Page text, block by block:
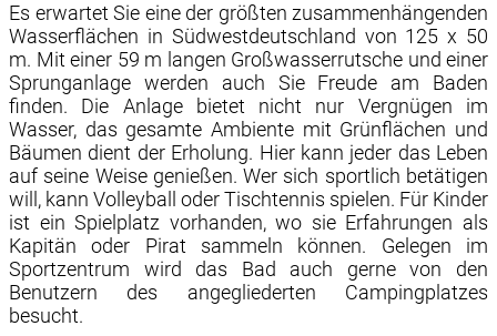
Es erwartet Sie eine der größten zusammenhängenden
Wasserflächen in Südwestdeutschland von 125 x 50
m. Mit einer 59 m langen Großwasserrutsche und einer
Sprunganlage werden auch Sie Freude am Baden
finden. Die Anlage bietet nicht nur Vergnügen im
Wasser, das gesamte Ambiente mit Grünflächen und
Bäumen dient der Erholung. Hier kann jeder das Leben
auf seine Weise genießen. Wer sich sportlich betätigen
will, kann Volleyball oder Tischtennis spielen. Für Kinder
ist ein Spielplatz vorhanden, wo sie Erfahrungen als
Kapitän oder Pirat sammeln können. Gelegen im
Sportzentrum wird das Bad auch gerne von den
Benutzern des angegliederten Campingplatzes
besucht.